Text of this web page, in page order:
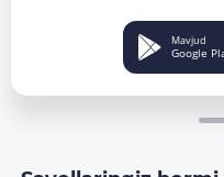
Mavjud
Google